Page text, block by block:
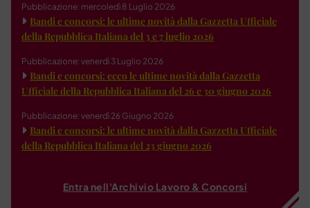
Pubblicazione: mercoledì 8 Luglio 2026
Bandi e concorsi: le ultime novità dalla Gazzetta Ufficiale
della Repubblica Italiana del 3 e 7 luglio 2026
Pubblicazione: venerdì 3 Luglio 2026
Bandi e concorsi: ecco le ultime novità dalla Gazzetta
Ufficiale della Repubblica Italiana del 26 e 30 giugno 2026
Pubblicazione: venerdì 26 Giugno 2026
Bandi e concorsi: le ultime novità dalla Gazzetta Ufficiale
della Repubblica Italiana del 23 giugno 2026
Entra nell'Archivio Lavoro & Concorsi